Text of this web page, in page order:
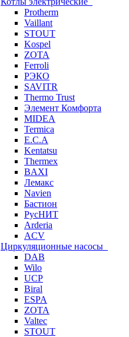
Protherm
Vaillant
STOUT
Kospel
ZOTA
Ferroli
РЭКО
SAVITR
Thermo Trust
Элемент Комфорта
MIDEA
Termica
E.C.A
Kentatsu
Thermex
BAXI
Лемакс
Navien
Бастион
РусНИТ
Arderia
ACV
Циркуляционные насосы
DAB
Wilo
UCP
Biral
ESPA
ZOTA
Valtec
STOUT